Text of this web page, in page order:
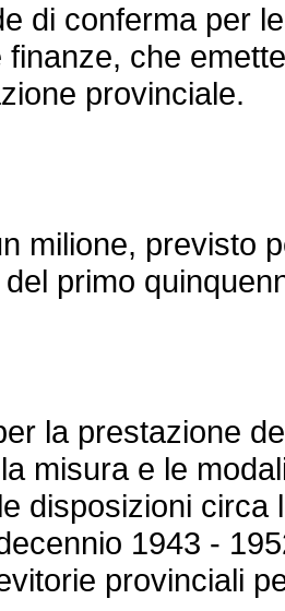
di conferma per
finanze, che
provinciale.
milione, previsto
primo
la prestazione
misura e le
disposizioni circa
1943 -
provinciali